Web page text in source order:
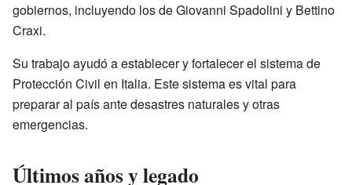
gobiernos, incluyendo los de Giovanni Spadolini y Bettino
Craxi.
Su trabajo ayudó a establecer y fortalecer el sistema de
Protección Civil en Italia. Este sistema es vital para
preparar al país ante desastres naturales y otras
emergencias.
Últimos años y legado